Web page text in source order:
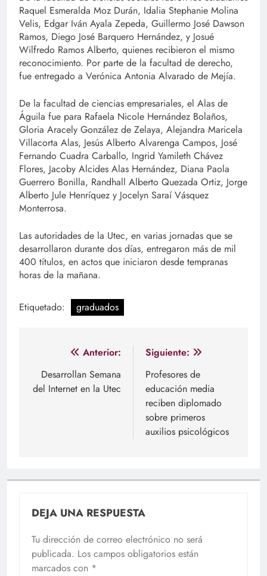
Raquel Esmeralda Moz Durán, Idalia Stephanie Molina
Velis, Edgar Iván Ayala Zepeda, Guillermo José Dawson
Ramos, Diego José Barquero Hernández, y Josué
Wilfredo Ramos Alberto, quienes recibieron el mismo
reconocimiento. Por parte de la facultad de derecho,
fue entregado a Verónica Antonia Alvarado de Mejía.
De la facultad de ciencias empresariales, el Alas de
Águila fue para Rafaela Nicole Hernández Bolaños,
Gloria Aracely González de Zelaya, Alejandra Maricela
Villacorta Alas, Jesús Alberto Alvarenga Campos, José
Fernando Cuadra Carballo, Ingrid Yamileth Chávez
Flores, Jacoby Alcides Alas Hernández, Diana Paola
Guerrero Bonilla, Randhall Alberto Quezada Ortiz, Jorge
Alberto Jule Henríquez y Jocelyn Saraí Vásquez
Monterrosa.
Las autoridades de la Utec, en varias jornadas que se
desarrollaron durante dos días, entregaron más de mil
400 títulos, en actos que iniciaron desde tempranas
horas de la mañana.
Etiquetado: graduados
Navegación
de
entradas
Anterior:
Desarrollan Semana
del Internet en la Utec
Siguiente:
Profesores de
educación media
reciben diplomado
sobre primeros
auxilios psicológicos
DEJA UNA RESPUESTA
Tu dirección de correo electrónico no será
publicada. Los campos obligatorios están
marcados con *